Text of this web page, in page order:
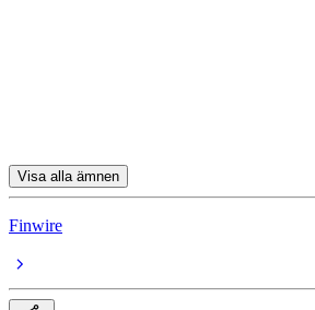
Visa alla ämnen
Finwire